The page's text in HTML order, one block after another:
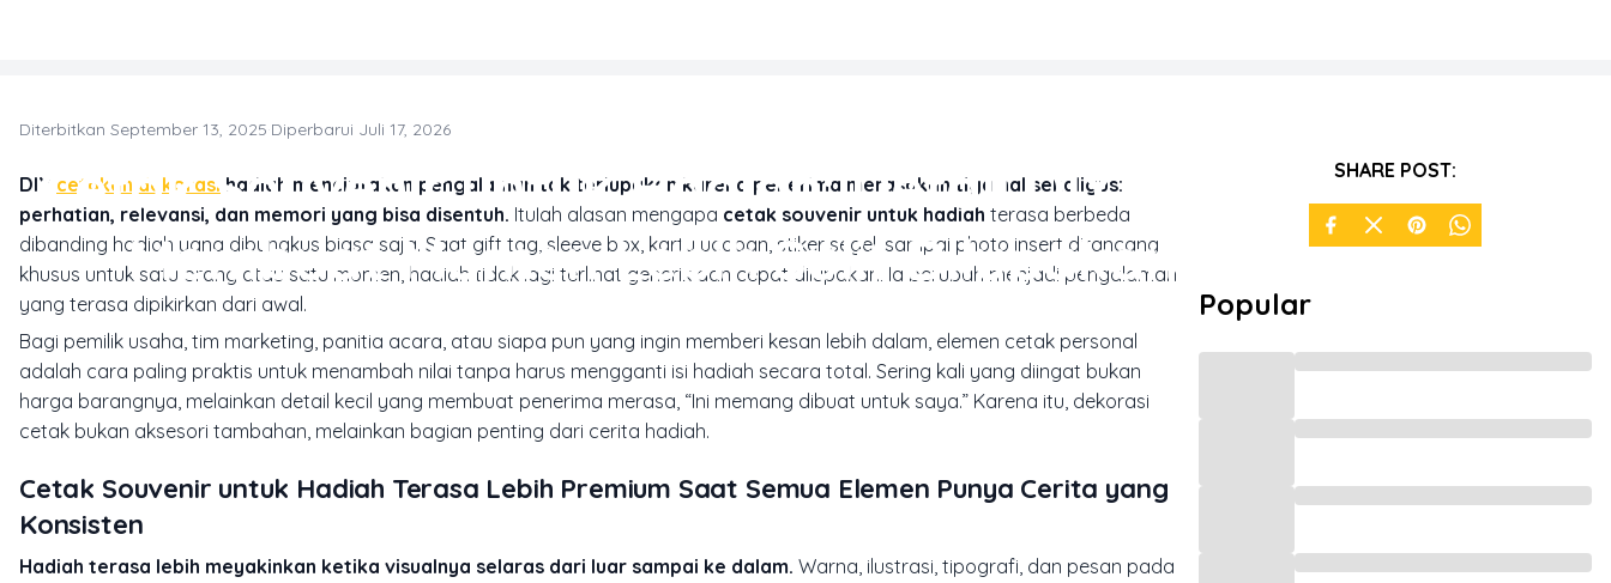
Cetak Souvenir untuk Hadiah: Detail DIY yang
Membuat Momen Lebih Sulit Dilupakan
Diterbitkan September 13, 2025·Diperbarui Juli 17, 2026
DIY cetakan dekorasi hadiah menciptakan pengalaman tak terlupakan karena penerima merasakan tiga hal sekaligus:
perhatian, relevansi, dan memori yang bisa disentuh. Itulah alasan mengapa cetak souvenir untuk hadiah terasa berbeda
dibanding hadiah yang dibungkus biasa saja. Saat gift tag, sleeve box, kartu ucapan, stiker segel, sampai photo insert dirancang
khusus untuk satu orang atau satu momen, hadiah tidak lagi terlihat generik dan cepat dilupakan. Ia berubah menjadi pengalaman
yang terasa dipikirkan dari awal.
Bagi pemilik usaha, tim marketing, panitia acara, atau siapa pun yang ingin memberi kesan lebih dalam, elemen cetak personal
adalah cara paling praktis untuk menambah nilai tanpa harus mengganti isi hadiah secara total. Sering kali yang diingat bukan
harga barangnya, melainkan detail kecil yang membuat penerima merasa, “Ini memang dibuat untuk saya.” Karena itu, dekorasi
cetak bukan aksesori tambahan, melainkan bagian penting dari cerita hadiah.
Cetak Souvenir untuk Hadiah Terasa Lebih Premium Saat Semua Elemen Punya Cerita yang
Konsisten
Hadiah terasa lebih meyakinkan ketika visualnya selaras dari luar sampai ke dalam. Warna, ilustrasi, tipografi, dan pesan pada
SHARE POST:
Popular